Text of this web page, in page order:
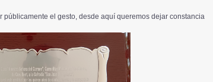
públicamente el gesto, desde aquí queremos dejar constancia